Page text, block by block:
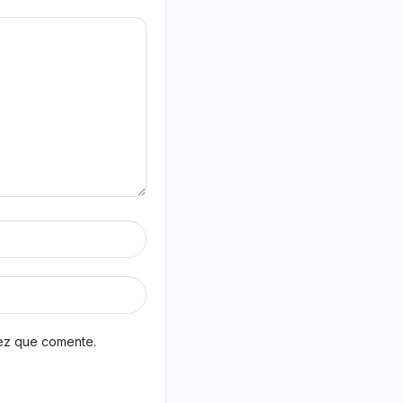
que comente.